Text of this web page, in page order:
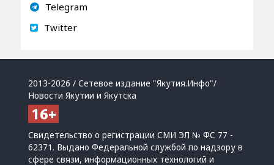
Telegram
Twitter
2013-2026 / Сетевое издание "Якутия.Инфо"/
Новости Якутии и Якутска
Свидетельство о регистрации СМИ ЭЛ № ФС 77 -
62371. Выдано Федеральной службой по надзору в
сфере связи, информационных технологий и